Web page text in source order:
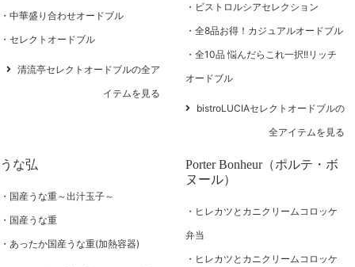
中華盛り合わせオードブル
セレクトオードブル
清流亭セレクトオードブルの全ア
イテムを見る
ビストロルシアセレクション
全8品お得！カジュアルオードブル
全10品 悩んだらこれ一択!!リッチ
オードブル
bistroLUCIAセレクトオードブルの
全アイテムを見る
うな弘
国産うな重～出汁玉子～
国産うな重
あったか国産うな重(加熱容器)
Porter Bonheur（ポルテ・ボ
ヌール）
ヒレカツとカニクリームコロッケ
弁当
ヒレカツとカニクリームコロッケ